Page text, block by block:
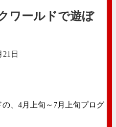
ワールドで遊ぼ
21日
、4月上旬～7月上旬プログ